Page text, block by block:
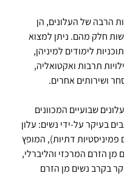
הרבה של העלונים, הן
חלק מהם. ניתן למצוא
לימודים למיניהן,
תרבות ואקטואליה,
ושירותים אחרים.
שבועיים המכוונים
בעיקר על-ידי נשים: עלון
פמיניסטיות דתיות), המופץ
מן הזרם המרכזי והליברלי,
בקרב נשים מן הזרם